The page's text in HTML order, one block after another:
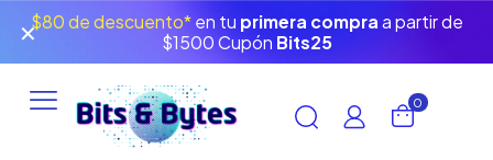
$80 de descuento*en tu primera compra a partir de
$1500 Cupón Bits25
✕
0